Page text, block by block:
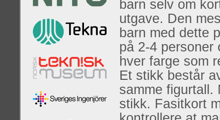
barn selv om
utgave. Den
barn med dette
på 2-4
hver farge som
Et stikk består
samme figurtall.
stikk. Fasitkort